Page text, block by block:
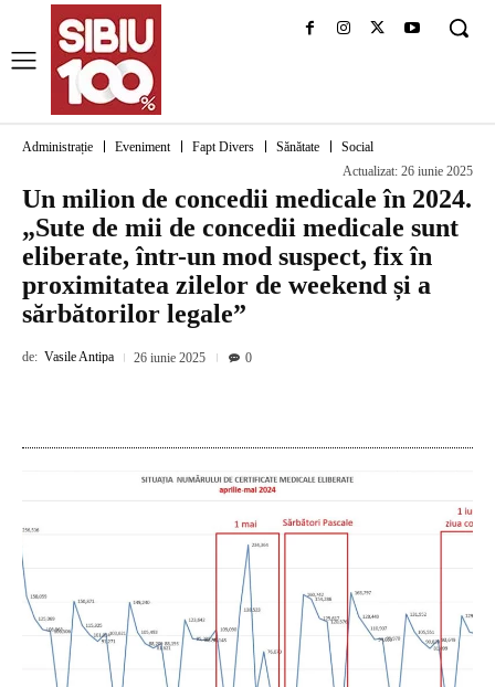
Administrație Eveniment Fapt Divers Sănătate
Social
Actualizat: 26 iunie 2025
Un milion de concedii medicale în 2024.
„Sute de mii de concedii medicale sunt
eliberate, într-un mod suspect, fix în
proximitatea zilelor de weekend și a
sărbătorilor legale”
de: Vasile Antipa 26 iunie 2025 0